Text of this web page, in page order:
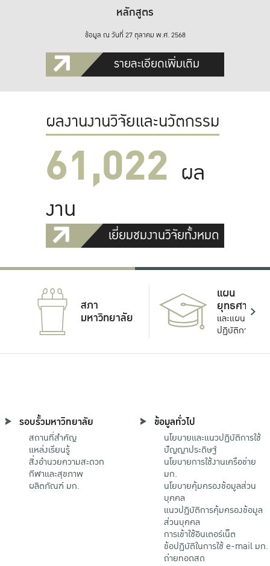
หลักสูตร
ข้อมูล ณ วันที่ 27 ตุลาคม พ.ศ. 2568
รายละเอียดเพิ่มเติม
ผลงานงานวิจัยและนวัตกรรม
61,022 ผล
งาน
เยี่ยมชมงานวิจัยทั้งหมด
สภา
มหาวิทยาลัย
แผน
ยุทธศาสตร์
และแผน
ปฏิบัติการ
รอบรั้วมหาวิทยาลัย
สถานที่สำคัญ
แหล่งเรียนรู้
สิ่งอำนวยความสะดวก
กีฬาและสุขภาพ
ผลิตภัณฑ์ มก.
ข้อมูลทั่วไป
นโยบายและแนวปฏิบัติการใช้
ปัญญาประดิษฐ์
นโยบายการใช้งานเครือข่าย
มก.
นโยบายคุ้มครองข้อมูลส่วน
บุคคล
แนวปฏิบัติการคุ้มครองข้อมูล
ส่วนบุคคล
การเข้าใช้อินเตอร์เน็ต
ข้อปฏิบัติในการใช้ e-mail มก.
ถ่ายทอดสด